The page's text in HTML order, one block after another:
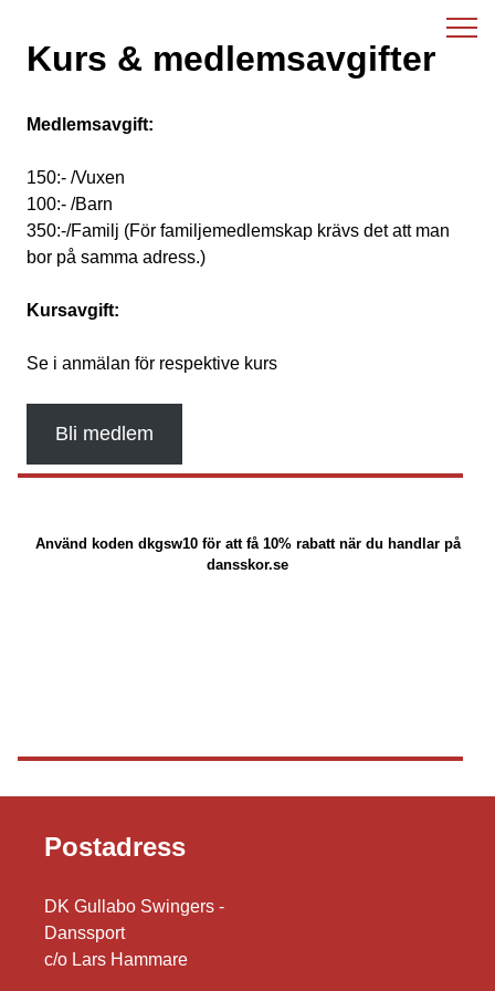
contentKurs & medlemsavgifter
Medlemsavgift:
150:- /Vuxen
100:- /Barn
350:-/Familj (För familjemedlemskap krävs det att man
bor på samma adress.)
Kursavgift:
Se i anmälan för respektive kurs
Bli medlem
Använd kodendkgsw10 för att få 10% rabatt när du handlar på
dansskor.se
Postadress
DK Gullabo Swingers -
Danssport
c/o Lars Hammare